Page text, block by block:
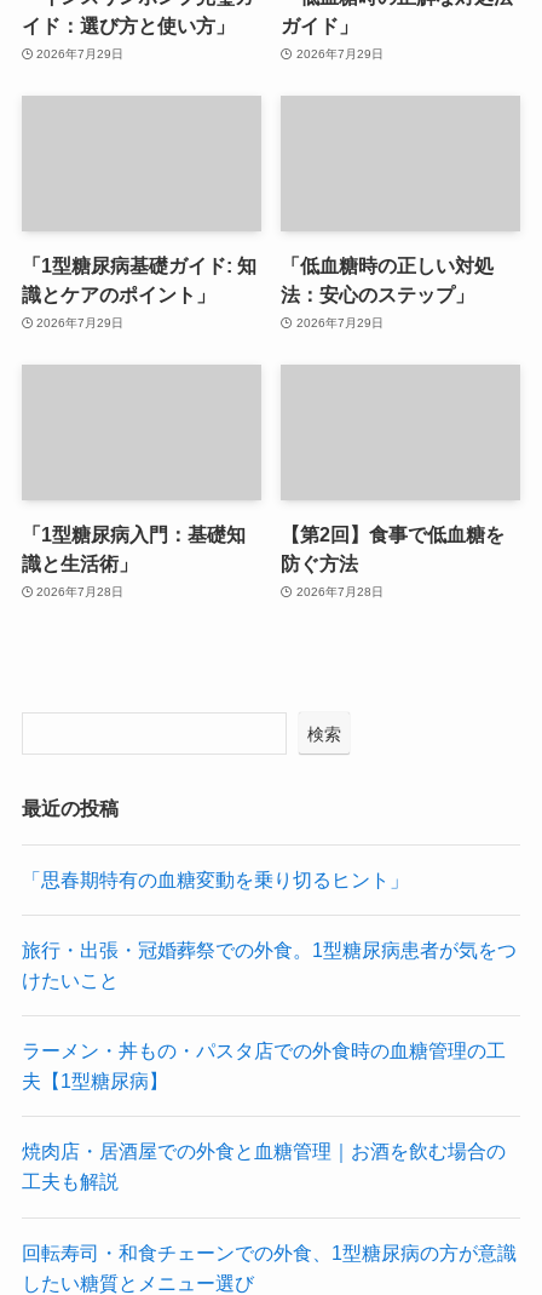
イド：選び方と使い方」
2026年7月29日
ガイド」
2026年7月29日
「1型糖尿病基礎ガイド: 知
識とケアのポイント」
2026年7月29日
「低血糖時の正しい対処
法：安心のステップ」
2026年7月29日
「1型糖尿病入門：基礎知
識と生活術」
2026年7月28日
【第2回】食事で低血糖を
防ぐ方法
2026年7月28日
検索
最近の投稿
「思春期特有の血糖変動を乗り切るヒント」
旅行・出張・冠婚葬祭での外食。1型糖尿病患者が気をつ
けたいこと
ラーメン・丼もの・パスタ店での外食時の血糖管理の工
夫【1型糖尿病】
焼肉店・居酒屋での外食と血糖管理｜お酒を飲む場合の
工夫も解説
回転寿司・和食チェーンでの外食、1型糖尿病の方が意識
したい糖質とメニュー選び